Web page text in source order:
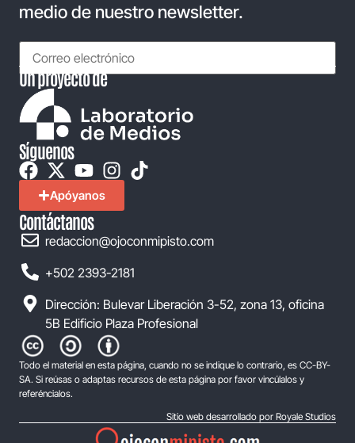
medio de nuestro newsletter.
Un proyecto de
Síguenos
Apóyanos
Contáctanos
redaccion@ojoconmipisto.com
+502 2393-2181
Dirección: Bulevar Liberación 3-52, zona 13, oficina
5B Edificio Plaza Profesional
Todo el material en esta página, cuando no se indique lo contrario, es CC-BY-
SA. Si reúsas o adaptas recursos de esta página por favor vincúlalos y
referéncialos.
Sitio web desarrollado por Royale Studios